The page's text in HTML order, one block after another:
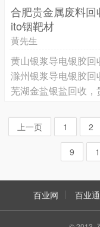
合肥贵金属废料
ito铟靶材
黄先生
黄山银浆导电银胶
滁州银浆导电银胶
芜湖金盐银盐回收
上一页 1 2
9
百业网 百业通